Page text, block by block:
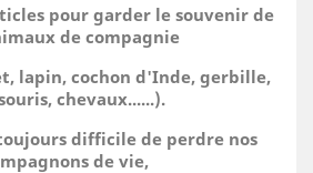
pour garder le souvenir de
de compagnie
lapin, cochon d'Inde, gerbille,
chevaux......).
difficile de perdre nos
de vie,